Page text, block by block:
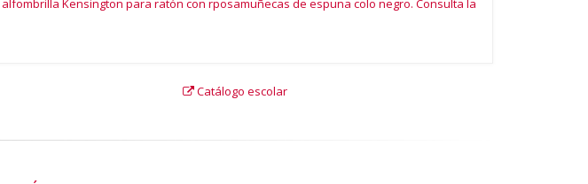
Kensington para ratón con rposamuñecas de espuna colo negro. Consulta la
Catálogo escolar